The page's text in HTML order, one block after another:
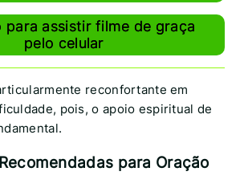
para assistir filme de graça
pelo celular
reconfortante em
pois, o apoio espiritual de
para Oração